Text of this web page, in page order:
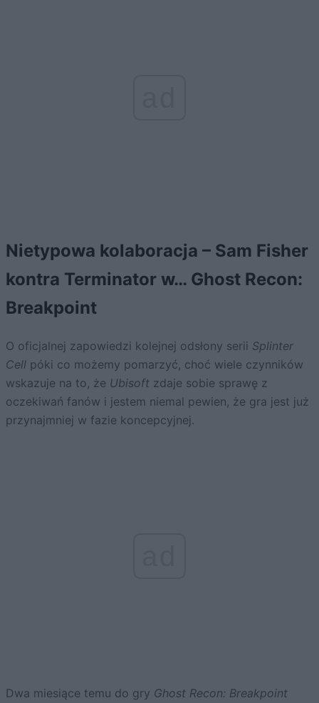
Nietypowa kolaboracja – Sam Fisher
kontra Terminator w… Ghost Recon:
Breakpoint
O oficjalnej zapowiedzi kolejnej odsłony serii Splinter
Cell póki co możemy pomarzyć, choć wiele czynników
wskazuje na to, że Ubisoft zdaje sobie sprawę z
oczekiwań fanów i jestem niemal pewien, że gra jest już
przynajmniej w fazie koncepcyjnej.
Dwa miesiące temu do gry Ghost Recon: Breakpoint